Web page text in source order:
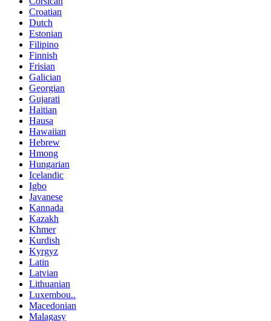
Croatian
Dutch
Estonian
Filipino
Finnish
Frisian
Galician
Georgian
Gujarati
Haitian
Hausa
Hawaiian
Hebrew
Hmong
Hungarian
Icelandic
Igbo
Javanese
Kannada
Kazakh
Khmer
Kurdish
Kyrgyz
Latin
Latvian
Lithuanian
Luxembou..
Macedonian
Malagasy